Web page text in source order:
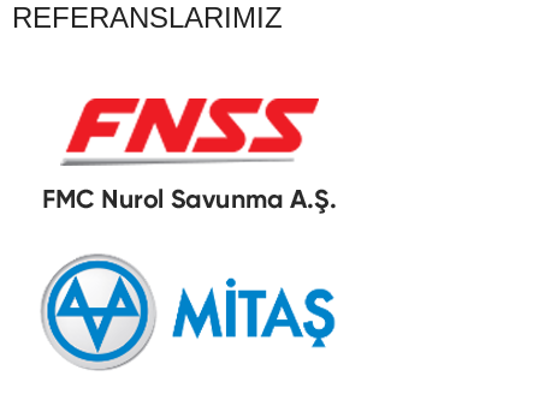
REFERANSLARIMIZ